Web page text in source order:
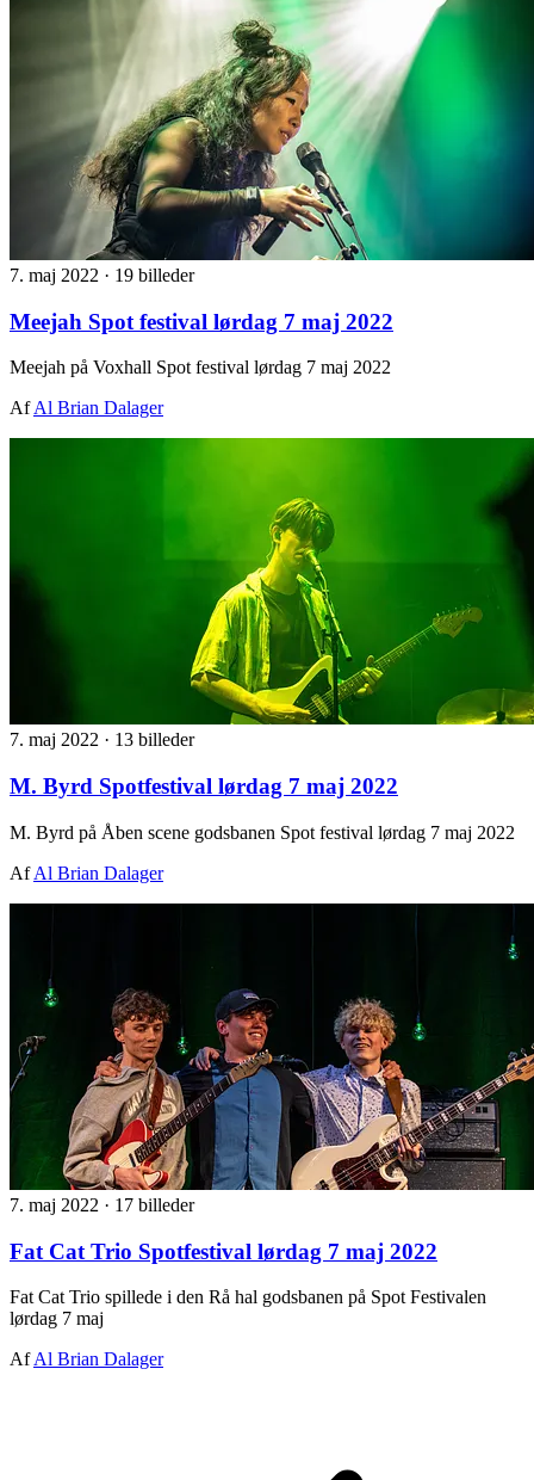
7. maj 2022 · 19 billeder
Meejah Spot festival lørdag 7 maj 2022
Meejah på Voxhall Spot festival lørdag 7 maj 2022
AfAl Brian Dalager
7. maj 2022 · 13 billeder
M. Byrd Spotfestival lørdag 7 maj 2022
M. Byrd på Åben scene godsbanen Spot festival lørdag 7 maj 2022
AfAl Brian Dalager
7. maj 2022 · 17 billeder
Fat Cat Trio Spotfestival lørdag 7 maj 2022
Fat Cat Trio spillede i den Rå hal godsbanen på Spot Festivalen
lørdag 7 maj
AfAl Brian Dalager